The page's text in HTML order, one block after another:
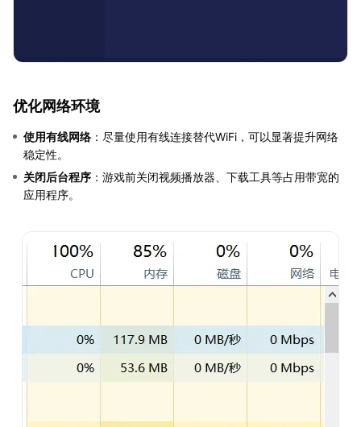
优化网络环境
使用有线网络 ：尽量使用有线连接替代WiFi，可以显著提升网络
稳定性。
关闭后台程序 ：游戏前关闭视频播放器、下载工具等占用带宽的
应用程序。